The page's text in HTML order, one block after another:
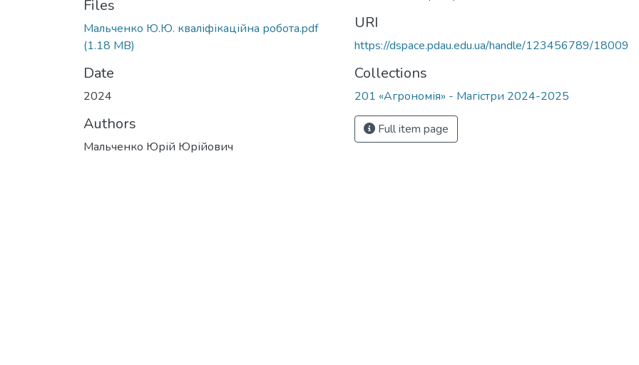
Files
Мальченко Ю.Ю. кваліфікаційна робота.pdf
(1.18 MB)
Date
2024
Authors
Мальченко Юрій Юрійович
URI
https://dspace.pdau.edu.ua/handle/123456789/18009
Collections
201 «Агрономія» - Магістри 2024-2025
Full item page